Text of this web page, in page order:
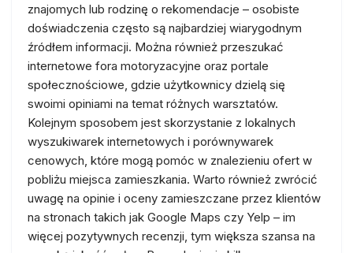
znajomych lub rodzinę o rekomendacje – osobiste
doświadczenia często są najbardziej wiarygodnym
źródłem informacji. Można również przeszukać
internetowe fora motoryzacyjne oraz portale
społecznościowe, gdzie użytkownicy dzielą się
swoimi opiniami na temat różnych warsztatów.
Kolejnym sposobem jest skorzystanie z lokalnych
wyszukiwarek internetowych i porównywarek
cenowych, które mogą pomóc w znalezieniu ofert w
pobliżu miejsca zamieszkania. Warto również zwrócić
uwagę na opinie i oceny zamieszczane przez klientów
na stronach takich jak Google Maps czy Yelp – im
więcej pozytywnych recenzji, tym większa szansa na